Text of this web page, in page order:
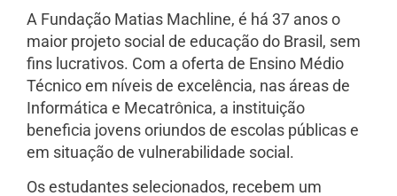
A Fundação Matias Machline, é há 37 anos o
maior projeto social de educação do Brasil, sem
fins lucrativos. Com a oferta de Ensino Médio
Técnico em níveis de excelência, nas áreas de
Informática e Mecatrônica, a instituição
beneficia jovens oriundos de escolas públicas e
em situação de vulnerabilidade social.
Os estudantes selecionados, recebem um